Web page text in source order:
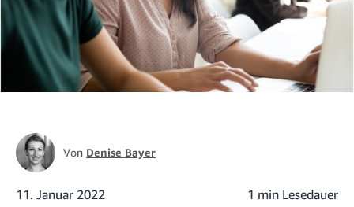
Von Denise Bayer
11. Januar 2022 1 min Lesedauer